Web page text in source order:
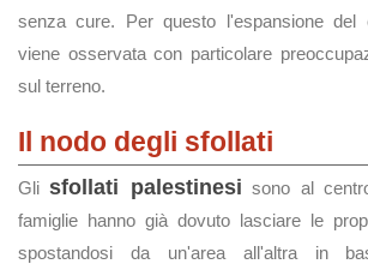
senza cure. Per questo l'espansione del
viene osservata con particolare
sul terreno.
Il nodo degli sfollati
Glisfollati palestinesi sono al
famiglie hanno già dovuto lasciare le
spostandosi da un'area all'altra in